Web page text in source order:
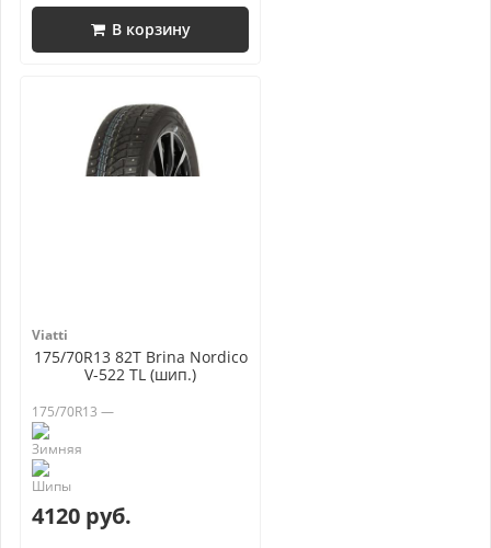
В корзину
Viatti
175/70R13 82T Brina Nordico
V-522 TL (шип.)
175/70R13 —
4120 руб.